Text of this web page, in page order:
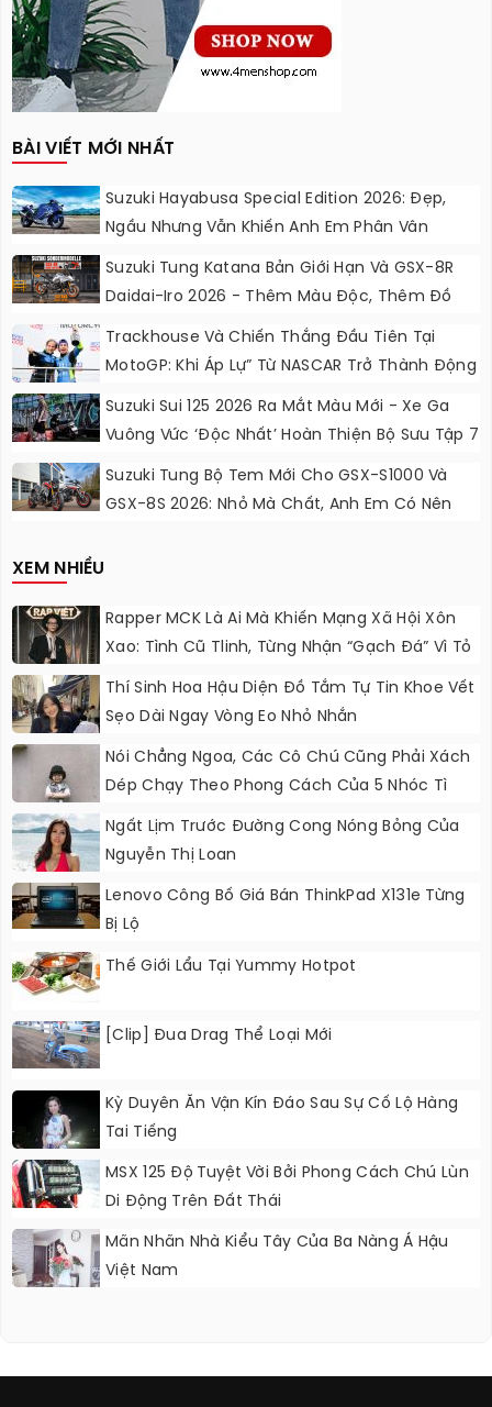
BÀI VIẾT MỚI NHẤT
Suzuki Hayabusa Special Edition 2026: Đẹp,
Ngầu Nhưng Vẫn Khiến Anh Em Phân Vân
Suzuki Tung Katana Bản Giới Hạn Và GSX-8R
Daidai-Iro 2026 - Thêm Màu Độc, Thêm Đồ
Chơi, Thêm Cá Tính
Trackhouse Và Chiến Thắng Đầu Tiên Tại
MotoGP: Khi Áp Lự” Từ NASCAR Trở Thành Động
Suzuki Sui 125 2026 Ra Mắt Màu Mới - Xe Ga
Vuông Vức ‘độc Nhất’ Hoàn Thiện Bộ Sưu Tập 7
Suzuki Tung Bộ Tem Mới Cho GSX-S1000 Và
GSX-8S 2026: Nhỏ Mà Chất, Anh Em Có Nên
XEM NHIỀU
Rapper MCK Là Ai Mà Khiến Mạng Xã Hội Xôn
Xao: Tình Cũ Tlinh, Từng Nhận “gạch Đá” Vì Tỏ
Thái Độ Với Trường Giang
Thí Sinh Hoa Hậu Diện Đồ Tắm Tự Tin Khoe Vết
Sẹo Dài Ngay Vòng Eo Nhỏ Nhắn
Nói Chẳng Ngoa, Các Cô Chú Cũng Phải Xách
Dép Chạy Theo Phong Cách Của 5 Nhóc Tì
Này
Ngất Lịm Trước Đường Cong Nóng Bỏng Của
Nguyễn Thị Loan
Lenovo Công Bố Giá Bán ThinkPad X131e Từng
Bị Lộ
Thế Giới Lẩu Tại Yummy Hotpot
[Clip] Đua Drag Thể Loại Mới
Kỳ Duyên Ăn Vận Kín Đáo Sau Sự Cố Lộ Hàng
Tai Tiếng
MSX 125 Độ Tuyệt Vời Bởi Phong Cách Chú Lùn
Di Động Trên Đất Thái
Mãn Nhãn Nhà Kiểu Tây Của Ba Nàng Á Hậu
Việt Nam